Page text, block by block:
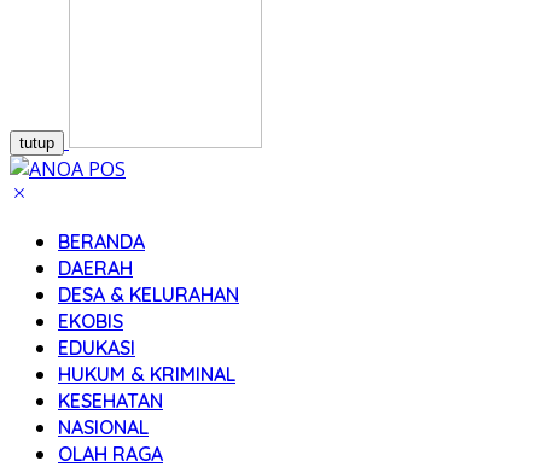
tutup
BERANDA
DAERAH
DESA & KELURAHAN
EKOBIS
EDUKASI
HUKUM & KRIMINAL
KESEHATAN
NASIONAL
OLAH RAGA